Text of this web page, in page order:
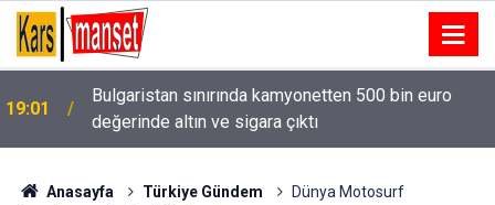
19:01
Bulgaristan sınırında kamyonetten 500 bin euro
19:00
Sivasspor, Esenler Erokspor maçına hazır
Anasayfa Türkiye Gündem
Dünya Motosurf